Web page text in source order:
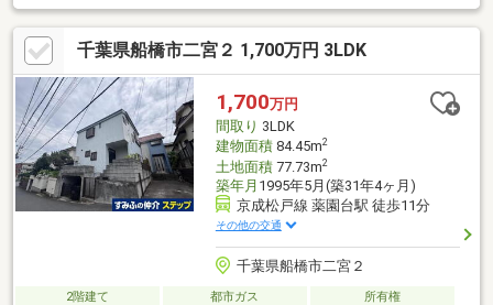
の特徴》╋━━━━━━━━━━━━━━━━━┫・1LDK＋
2S・土地面積：87.91m2(約26.59坪） 私道負担面積：約
16.5m2・建物面積：83.85m2(約25.36坪)・閑静な住宅街・市立小
学校まで徒歩10分以内の立地・2路線利用可能な便利な立地・全
居室収納・カースペースあり・2025年5月築
千葉県船橋市二宮２ 1,700万円 3LDK
1,700万円
間取り 3LDK
建物面積84.45m2
土地面積77.73m2
築年月 1995年5月(築31年4ヶ月)
京成松戸線 薬園台駅 徒歩11分
その他の交通
千葉県船橋市二宮２
2階建て 都市ガス 所有権